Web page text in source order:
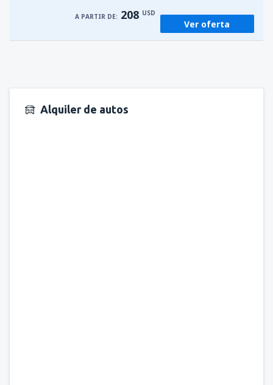
A PARTIR DE: 208 USD
Ver oferta
Alquiler de autos